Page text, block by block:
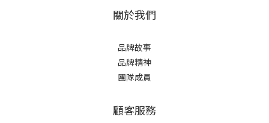
關於我們
品牌故事
品牌精神
團隊成員
顧客服務